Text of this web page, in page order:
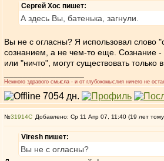
Сергей Хос пишет:
А здесь Вы, батенька, загнули.
Вы не с огласны? Я использовал слово
сознанием, а не чем-то еще. Сознание -
или "ничто", могут существовать только
Немного здравого смысла - и от глубокомыслия ничего не
№31914 Добавлено: Ср 11 Апр 07, 11:40 (19 лет
Viresh пишет:
Вы не с огласны?